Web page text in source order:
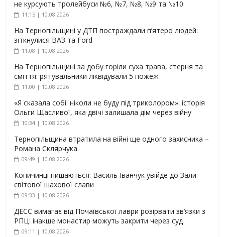
не курсують тролейбуси №6, №7, №8, №9 та №10
11:15 | 10.08.2026
На Тернопільщині у ДТП постраждали п’ятеро людей:
зіткнулися ВАЗ та Ford
11:08 | 10.08.2026
На Тернопільщині за добу горіли суха трава, стерня та
сміття: рятувальники ліквідували 5 пожеж
11:00 | 10.08.2026
«Я сказала собі: ніколи не буду під триколором»: історія
Ольги Щасливої, яка двічі залишала дім через війну
10:34 | 10.08.2026
Тернопільщина втратила на війні ще одного захисника –
Романа Склярчука
09:49 | 10.08.2026
Копичинці пишаються: Василь Іванчук увійде до Зали
світової шахової слави
09:33 | 10.08.2026
ДЕСС вимагає від Почаївської лаври розірвати зв’язки з
РПЦ: інакше монастир можуть закрити через суд
09:11 | 10.08.2026